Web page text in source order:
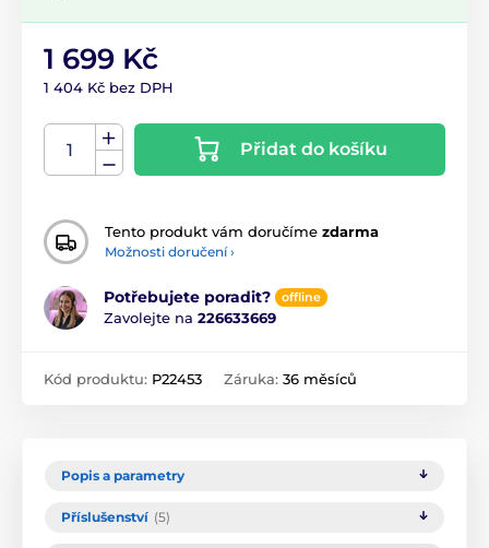
1 699 Kč
1 404 Kč bez DPH
Přidat do košíku
Tento produkt vám doručíme zdarma
Možnosti doručení ›
Potřebujete poradit? offline
Zavolejte na 226633669
Kód produktu: P22453 Záruka: 36 měsíců
Popis a parametry
Příslušenství (5)